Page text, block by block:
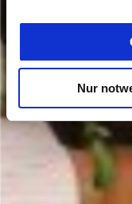
Nur